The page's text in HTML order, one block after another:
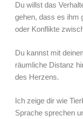
Du willst das
gehen, dass es ihm
oder Konflikte
Du kannst mit
räumliche Distanz
des Herzens.
Ich zeige dir wie
Sprache sprechen